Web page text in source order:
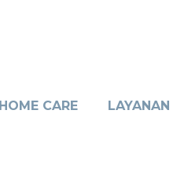
CARE LAYANAN